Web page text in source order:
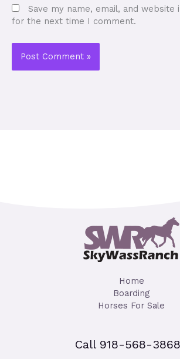
Save my name, email, and website
for the next time I comment.
Home
Boarding
Horses For Sale
Call 918-568-